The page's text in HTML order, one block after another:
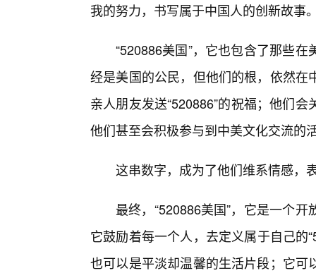
我的努力，书写属于中国人的创新故事
“520886美国”，它也包含了那些
经是美国的公民，但他们的根，依然
亲人朋友发送“520886”的祝福；他们
他们甚至会积极参与到中美文化交流的
这串数字，成为了他们维系情感，
最终，“520886美国”，它是一个
它鼓励着每一个人，去定义属于自己的
也可以是平淡却温馨的生活片段；它